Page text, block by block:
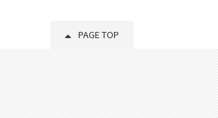
PAGE TOP